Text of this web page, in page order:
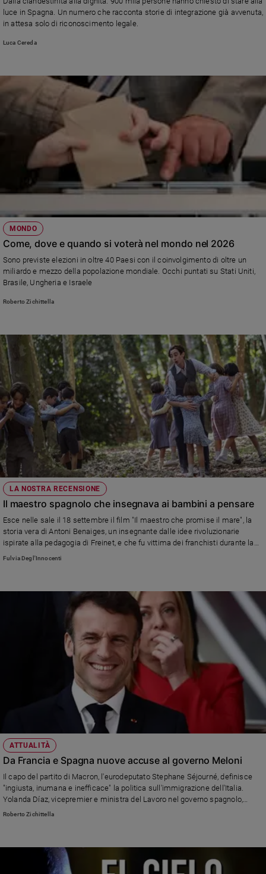
luce in Spagna. Un numero che racconta storie di integrazione già avvenuta,
in attesa solo di riconoscimento legale.
Luca Cereda
MONDO
Come, dove e quando si voterà nel mondo nel 2026
Sono previste elezioni in oltre 40 Paesi con il coinvolgimento di oltre un
miliardo e mezzo della popolazione mondiale. Occhi puntati su Stati Uniti,
Brasile, Ungheria e Israele
Roberto Zichittella
LA NOSTRA RECENSIONE
Il maestro spagnolo che insegnava ai bambini a pensare
Esce nelle sale il 18 settembre il film "Il maestro che promise il mare", la
storia vera di Antoni Benaiges, un insegnante dalle idee rivoluzionarie
ispirate alla pedagogia di Freinet, e che fu vittima dei franchisti durante la
guerra civile
Fulvia Degl'Innocenti
ATTUALITÀ
Da Francia e Spagna nuove accuse al governo Meloni
Il capo del partito di Macron, l'eurodeputato Stephane Séjourné, definisce
"ingiusta, inumana e inefficace" la politica sull'immigrazione dell'Italia.
Yolanda Díaz, vicepremier e ministra del Lavoro nel governo spagnolo,
attacca invece le politiche sul lavoro.
Roberto Zichittella